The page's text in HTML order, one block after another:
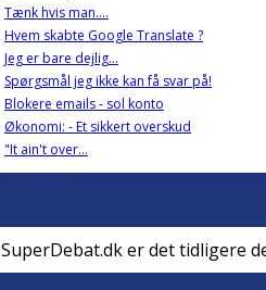
Tænk hvis man....
Hvem skabte Google Translate ?
Jeg er bare dejlig...
Spørgsmål jeg ikke kan få svar på!
Blokere emails - sol konto
Økonomi: - Et sikkert overskud
"It ain't over...
SuperDebat.dk er det tidligere